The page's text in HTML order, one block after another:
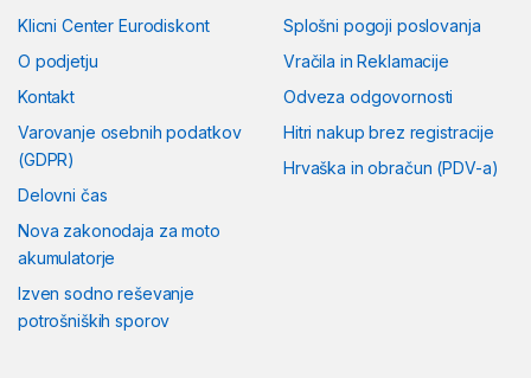
Klicni Center Eurodiskont
O podjetju
Kontakt
Varovanje osebnih podatkov
(GDPR)
Delovni čas
Nova zakonodaja za moto
akumulatorje
Izven sodno reševanje
potrošniških sporov
Splošni pogoji poslovanja
Vračila in Reklamacije
Odveza odgovornosti
Hitri nakup brez registracije
Hrvaška in obračun (PDV-a)